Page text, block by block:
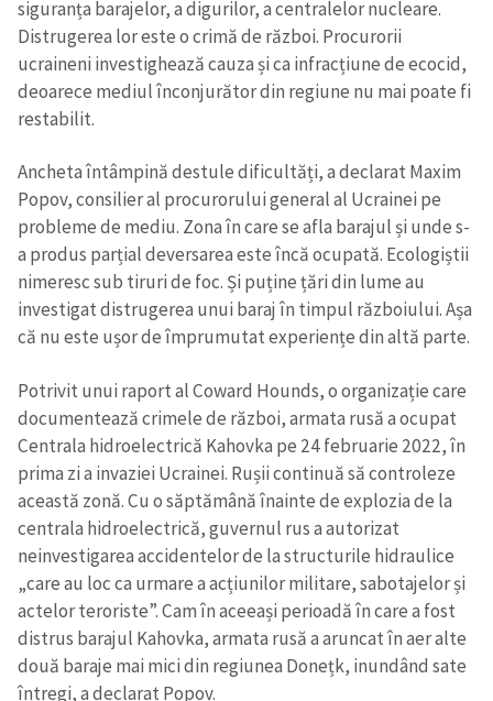
siguranța barajelor, a digurilor, a centralelor nucleare.
Distrugerea lor este o crimă de război. Procurorii
ucraineni investighează cauza și ca infracțiune de ecocid,
deoarece mediul înconjurător din regiune nu mai poate fi
restabilit.
Ancheta întâmpină destule dificultăți, a declarat Maxim
Popov, consilier al procurorului general al Ucrainei pe
probleme de mediu. Zona în care se afla barajul și unde s-
a produs parțial deversarea este încă ocupată. Ecologiștii
nimeresc sub tiruri de foc. Și puține țări din lume au
investigat distrugerea unui baraj în timpul războiului. Așa
că nu este ușor de împrumutat experiențe din altă parte.
Potrivit unui raport al Coward Hounds, o organizație care
documentează crimele de război, armata rusă a ocupat
Centrala hidroelectrică Kahovka pe 24 februarie 2022, în
prima zi a invaziei Ucrainei. Rușii continuă să controleze
această zonă. Cu o săptămână înainte de explozia de la
centrala hidroelectrică, guvernul rus a autorizat
neinvestigarea accidentelor de la structurile hidraulice
„care au loc ca urmare a acțiunilor militare, sabotajelor și
actelor teroriste”. Cam în aceeași perioadă în care a fost
distrus barajul Kahovka, armata rusă a aruncat în aer alte
două baraje mai mici din regiunea Donețk, inundând sate
întregi, a declarat Popov.